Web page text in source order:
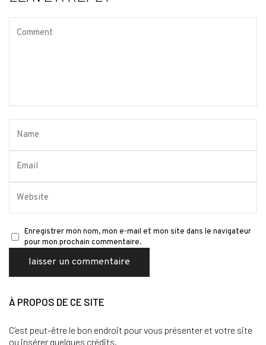
Enregistrer mon nom, mon e-mail et mon site dans le navigateur
pour mon prochain commentaire.
À PROPOS DE CE SITE
C’est peut-être le bon endroit pour vous présenter et votre site
ou insérer quelques crédits.